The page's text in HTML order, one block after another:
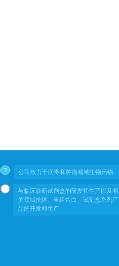
公司致力于病毒和肿瘤领域生物药物
与临床诊断试剂盒的研发和生产以及相
关领域抗体、重组蛋白、试剂盒系列产
品的开发和生产